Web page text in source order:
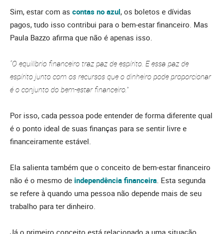
Sim, estar com as contas no azul, os boletos e dívidas
pagos, tudo isso contribui para o bem-estar financeiro. Mas
Paula Bazzo afirma que não é apenas isso.
“O equilíbrio financeiro traz paz de espírito. E essa paz de
espírito junto com os recursos que o dinheiro pode proporcionar
é o conjunto do bem-estar financeiro.”
Por isso, cada pessoa pode entender de forma diferente qual
é o ponto ideal de suas finanças para se sentir livre e
financeiramente estável.
Ela salienta também que o conceito de bem-estar financeiro
não é o mesmo de independência financeira. Esta segunda
se refere à quando uma pessoa não depende mais de seu
trabalho para ter dinheiro.